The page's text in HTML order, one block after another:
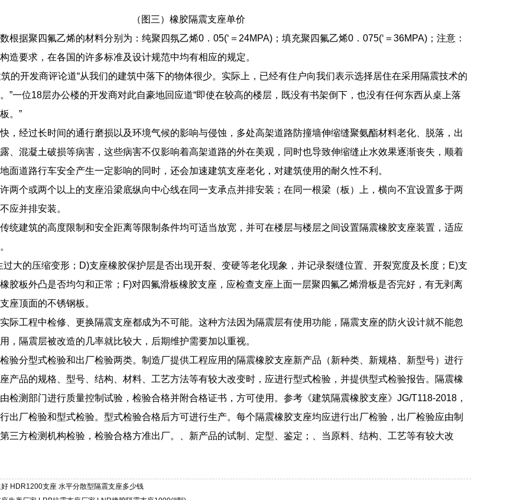
（图三）橡胶隔震支座单价
根据聚四氟乙烯的材料分别为：纯聚四氛乙烯0．05(‘＝24MPA)；填充聚四氟乙烯0．075(‘＝36MPA)；注意：
造要求，在各国的许多标准及设计规范中均有相应的规定。
的开发商评论道“从我们的建筑中落下的物体很少。实际上，已经有住户向我们表示选择居住在采用隔震技术的
”一位18层办公楼的开发商对此自豪地回应道“即使在较高的楼层，既没有书架倒下，也没有任何东西从桌上落
。”
，经过长时间的通行磨损以及环境气候的影响与侵蚀，多处高架道路防撞墙伸缩缝聚氨酯材料老化、脱落，出
、混凝土破损等病害，这些病害不仅影响着高架道路的外在美观，同时也导致伸缩缝止水效果逐渐丧失，顺着
面道路行车安全产生一定影响的同时，还会加速建筑支座老化，对建筑使用的耐久性不利。
两个或两个以上的支座沿梁底纵向中心线在同一支承点并排安装；在同一根梁（板）上，横向不宜设置多于两
应并排安装。
统建筑的高度限制和安全距离等限制条件均可适当放宽，并可在楼层与楼层之间设置隔震橡胶支座装置，适应
过大的压缩变形；D)支座橡胶保护层是否出现开裂、变硬等老化现象，并记录裂缝位置、开裂宽度及长度；E)支
胶板外凸是否均匀和正常；F)对四氟滑板橡胶支座，应检查支座上面一层聚四氟乙烯滑板是否完好，有无剥离
座顶面的不锈钢板。
际工程中检修、更换隔震支座都成为不可能。这种方法因为隔震层有使用功能，隔震支座的防火设计就不能忽
，隔震层被改造的几率就比较大，后期维护需要加以重视。
验分型式检验和出厂检验两类。制造厂提供工程应用的隔震橡胶支座新产品（新种类、新规格、新型号）进行
产品的规格、型号、结构、材料、工艺方法等有较大改变时，应进行型式检验，并提供型式检验报告。隔震橡
检测部门进行质量控制试验，检验合格并附合格证书，方可使用。参考《建筑隔震橡胶支座》JG/T118-2018，
出厂检验和型式检验。型式检验合格后方可进行生产。每个隔震橡胶支座均应进行出厂检验，出厂检验应由制
三方检测机构检验，检验合格方准出厂。、新产品的试制、定型、鉴定；、当原料、结构、工艺等有较大改
HDR1200支座 水平分散型隔震支座多少钱